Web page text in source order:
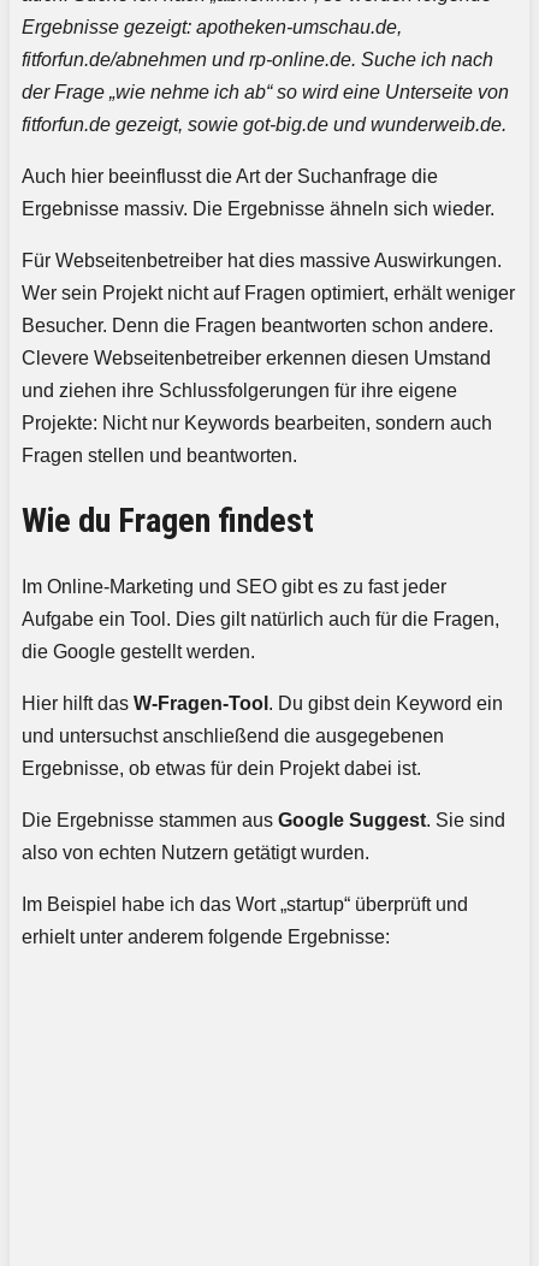
Ergebnisse gezeigt: apotheken-umschau.de,
fitforfun.de/abnehmen und rp-online.de. Suche ich nach
der Frage „wie nehme ich ab“ so wird eine Unterseite von
fitforfun.de gezeigt, sowie got-big.de und wunderweib.de.
Auch hier beeinflusst die Art der Suchanfrage die
Ergebnisse massiv. Die Ergebnisse ähneln sich wieder.
Für Webseitenbetreiber hat dies massive Auswirkungen.
Wer sein Projekt nicht auf Fragen optimiert, erhält weniger
Besucher. Denn die Fragen beantworten schon andere.
Clevere Webseitenbetreiber erkennen diesen Umstand
und ziehen ihre Schlussfolgerungen für ihre eigene
Projekte: Nicht nur Keywords bearbeiten, sondern auch
Fragen stellen und beantworten.
Wie du Fragen findest
Im Online-Marketing und SEO gibt es zu fast jeder
Aufgabe ein Tool. Dies gilt natürlich auch für die Fragen,
die Google gestellt werden.
Hier hilft das W-Fragen-Tool . Du gibst dein Keyword ein
und untersuchst anschließend die ausgegebenen
Ergebnisse, ob etwas für dein Projekt dabei ist.
Die Ergebnisse stammen aus Google Suggest. Sie sind
also von echten Nutzern getätigt wurden.
Im Beispiel habe ich das Wort „startup“ überprüft und
erhielt unter anderem folgende Ergebnisse: